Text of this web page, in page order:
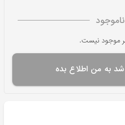
ناموجود
موجود نیست.
به من اطلاع بده